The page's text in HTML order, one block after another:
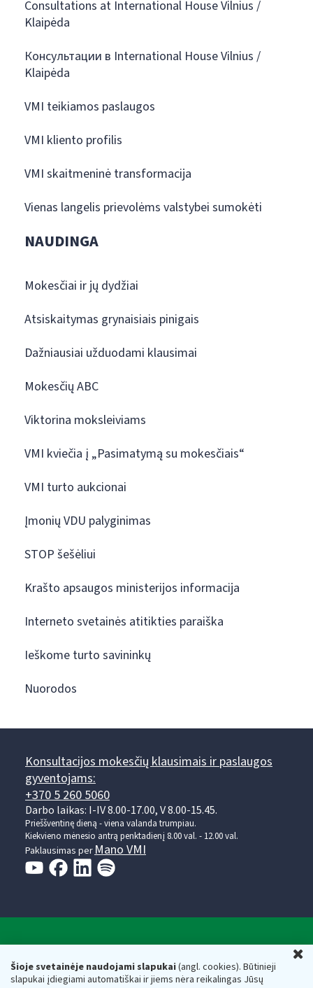
Šioje svetainėje naudojami slapukai(angl. cookies). Būtinieji
slapukai įdiegiami automatiškai ir jiems nėra reikalingas Jūsų
Consultations at International House Vilnius /
Klaipėda
Консультации в International House Vilnius /
Klaipėda
VMI teikiamos paslaugos
VMI kliento profilis
VMI skaitmeninė transformacija
Vienas langelis prievolėms valstybei sumokėti
NAUDINGA
Mokesčiai ir jų dydžiai
Atsiskaitymas grynaisiais pinigais
Dažniausiai užduodami klausimai
Mokesčių ABC
Viktorina moksleiviams
VMI kviečia į „Pasimatymą su mokesčiais“
VMI turto aukcionai
Įmonių VDU palyginimas
STOP šešėliui
Krašto apsaugos ministerijos informacija
Interneto svetainės atitikties paraiška
Ieškome turto savininkų
Nuorodos
Konsultacijos mokesčių klausimais ir paslaugos
gyventojams:
+370 5 260 5060
Darbo laikas: I-IV 8.00-17.00, V 8.00-15.45.
Prieššventinę dieną - viena valanda trumpiau.
Kiekvieno mėnesio antrą penktadienį 8.00 val. - 12.00 val.
Paklausimas perMano VMI
Valstybinė mokesčių inspekcija prie Lietuvos
Respublikos finansų ministerijos